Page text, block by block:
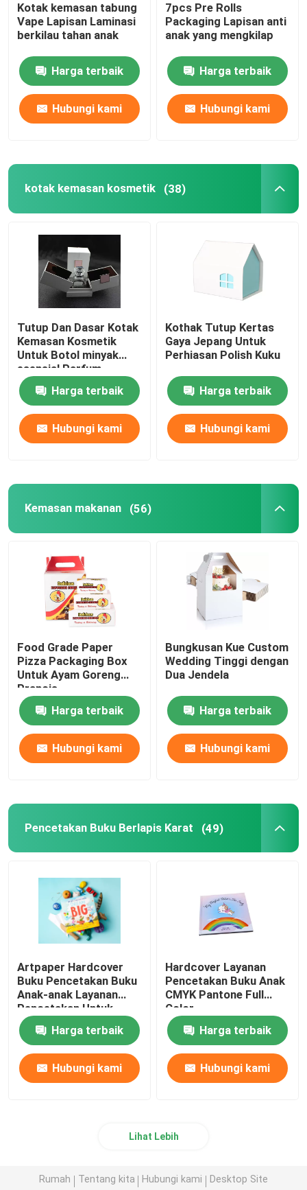
Kotak kemasan tabung
Vape Lapisan Laminasi
berkilau tahan anak
Harga terbaik
Hubungi kami
7pcs Pre Rolls
Packaging Lapisan anti
anak yang mengkilap
Harga terbaik
Hubungi kami
kotak kemasan kosmetik (38)
Tutup Dan Dasar Kotak
Kemasan Kosmetik
Untuk Botol minyak
esensial Parfum
Harga terbaik
Hubungi kami
Kothak Tutup Kertas
Gaya Jepang Untuk
Perhiasan Polish Kuku
Harga terbaik
Hubungi kami
Kemasan makanan (56)
Food Grade Paper
Pizza Packaging Box
Untuk Ayam Goreng
Prancis
Harga terbaik
Hubungi kami
Bungkusan Kue Custom
Wedding Tinggi dengan
Dua Jendela
Harga terbaik
Hubungi kami
Pencetakan Buku Berlapis Karat (49)
Artpaper Hardcover
Buku Pencetakan Buku
Anak-anak Layanan
Pencetakan Untuk
Penerbitan
Harga terbaik
Hubungi kami
Hardcover Layanan
Pencetakan Buku Anak
CMYK Pantone Full
Color
Harga terbaik
Hubungi kami
Lihat Lebih
Rumah Tentang kita Hubungi kami Desktop Site